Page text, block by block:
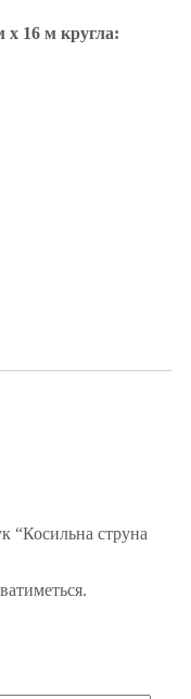
x 16 м кругла:
“Косильна струна